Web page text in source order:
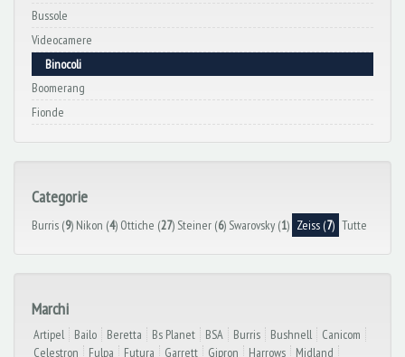
Bussole
Videocamere
Binocoli
Boomerang
Fionde
Categorie
Burris (9) Nikon (4) Ottiche (27) Steiner (6) Swarovsky (1) Zeiss (7) Tutte
Marchi
Artipel Bailo Beretta Bs Planet BSA Burris Bushnell
Canicom
Celestron
Fulpa Futura Garrett Gipron Harrows Midland